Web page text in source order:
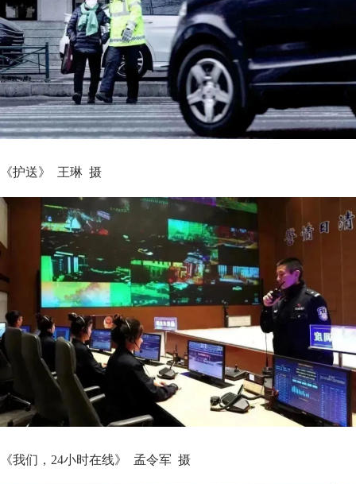
《护送》 王琳 摄
《我们，24小时在线》 孟令军 摄